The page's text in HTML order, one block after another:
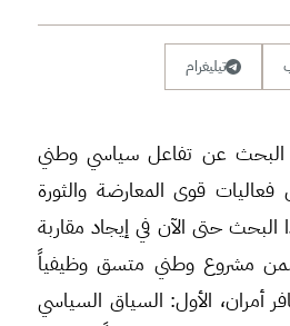
تيليغرام
البحث عن تفاعل سياسي وطني
قوى المعارضة والثورة
حتى الآن في إيجاد مقاربة
مشروع وطني متسق وظيفياً
أمران، الأول: السياق السياسي